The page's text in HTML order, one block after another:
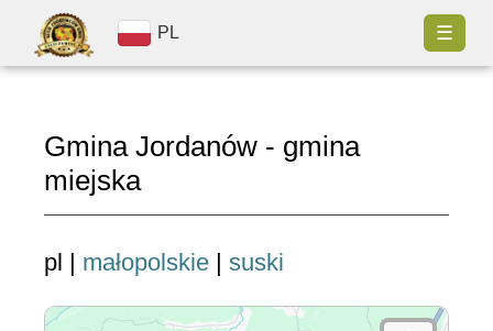
PL ☰
Gmina Jordanów - gmina
miejska
pl | małopolskie | suski